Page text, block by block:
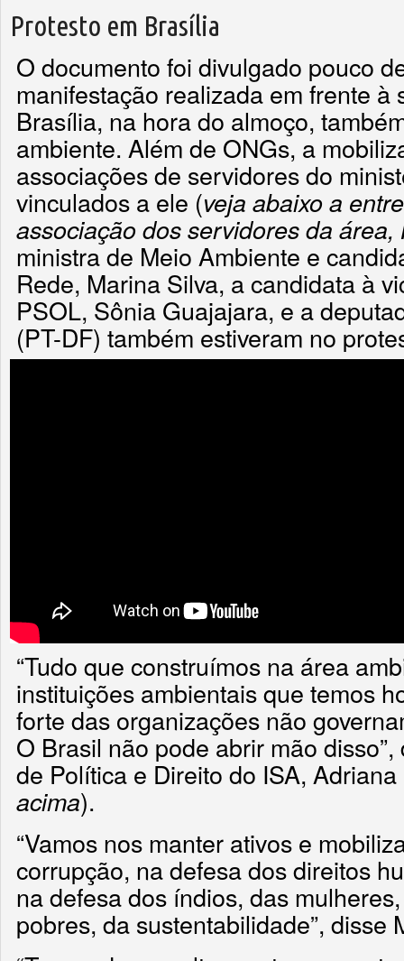
Protesto em Brasília
O documento foi divulgado pouco
manifestação realizada em frente à
Brasília, na hora do almoço,
ambiente. Além de ONGs, a
associações de servidores do
vinculados a ele (veja abaixo a
associação dos servidores da área,
ministra de Meio Ambiente e
Rede, Marina Silva, a candidata à
PSOL, Sônia Guajajara, e a
(PT-DF) também estiveram no
“Tudo que construímos na área
instituições ambientais que temos
forte das organizações não
O Brasil não pode abrir mão
de Política e Direito do ISA,
acima).
“Vamos nos manter ativos e
corrupção, na defesa dos direitos
na defesa dos índios, das
pobres, da sustentabilidade”, disse